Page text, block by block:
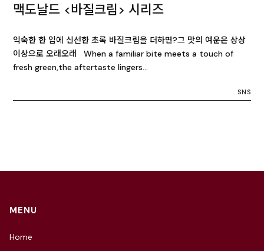
맥도날드 <바질크림> 시리즈
익숙한 한 입에 신선한 초록 바질크림을 더하면?그 맛의 여운은 상상
이상으로 오래오래 When a familiar bite meets a touch of
fresh green,the aftertaste lingers…
SNS
MENU
Home